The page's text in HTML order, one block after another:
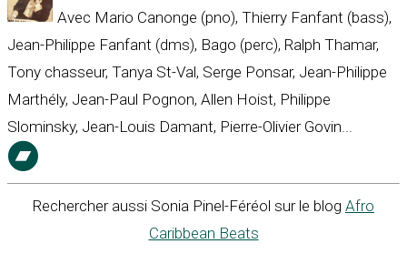
Avec Mario Canonge (pno), Thierry Fanfant (bass),
Jean-Philippe Fanfant (dms), Bago (perc), Ralph Thamar,
Tony chasseur, Tanya St-Val, Serge Ponsar, Jean-Philippe
Marthély, Jean-Paul Pognon, Allen Hoist, Philippe
Slominsky, Jean-Louis Damant, Pierre-Olivier Govin...
Rechercher aussi Sonia Pinel-Féréol sur le blog Afro
Caribbean Beats